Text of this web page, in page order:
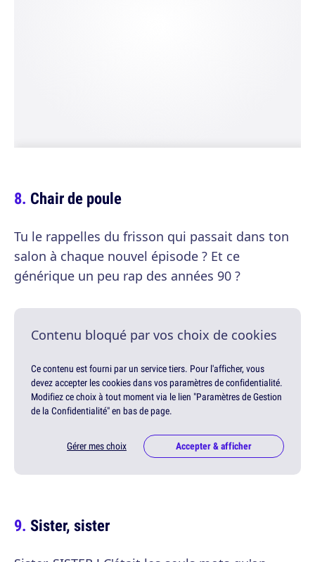
Chair de poule
Tu le rappelles du frisson qui passait dans ton
salon à chaque nouvel épisode ? Et ce
générique un peu rap des années 90 ?
Contenu bloqué par vos choix de cookies
Ce contenu est fourni par un service tiers. Pour l'afficher, vous
devez accepter les cookies dans vos paramètres de confidentialité.
Modifiez ce choix à tout moment via le lien "Paramètres de Gestion
de la Confidentialité" en bas de page.
Gérer mes choix Accepter & afficher
Sister, sister